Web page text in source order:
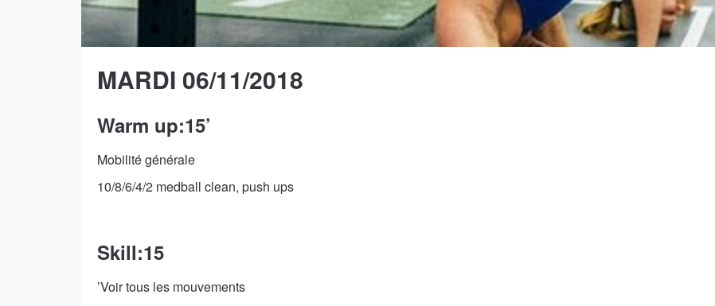
MARDI 06/11/2018
Warm up:15’
Mobilité générale
10/8/6/4/2 medball clean, push ups
Skill:15
’Voir tous les mouvements